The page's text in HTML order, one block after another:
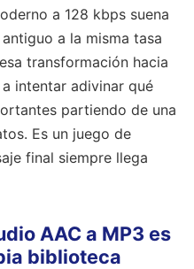
a 128 kbps suena
a la misma tasa
transformación hacia
intentar adivinar qué
partiendo de una
Es un juego de
final siempre llega
AAC a MP3 es
biblioteca